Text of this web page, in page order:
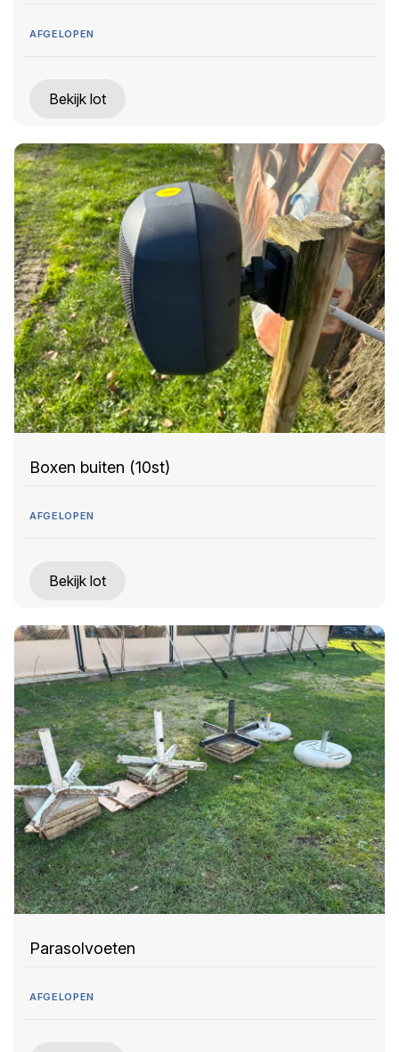
AFGELOPEN
Bekijk lot
Boxen buiten (10st)
AFGELOPEN
Bekijk lot
Parasolvoeten
AFGELOPEN